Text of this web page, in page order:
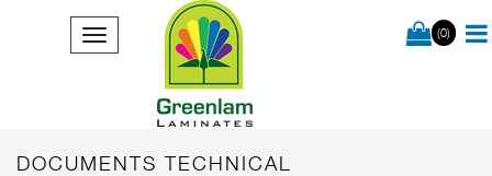
(0)
DOCUMENTS TECHNICAL